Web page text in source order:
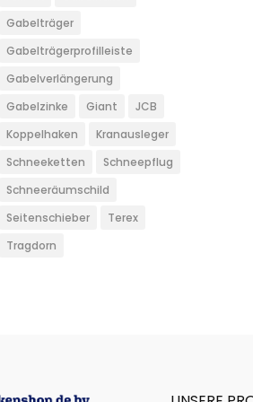
Gabelträger
Gabelträgerprofilleiste
Gabelverlängerung
Gabelzinke
Giant
JCB
Koppelhaken
Kranausleger
Schneeketten
Schneepflug
Schneeräumschild
Seitenschieber
Terex
Tragdorn